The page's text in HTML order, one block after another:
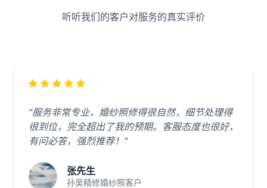
听听我们的客户对服务的真实评价
"服务非常专业，婚纱照修得很自然，细节处理得
很到位，完全超出了我的预期。客服态度也很好，
有问必答，强烈推荐！"
张先生
孙吴精修婚纱照客户